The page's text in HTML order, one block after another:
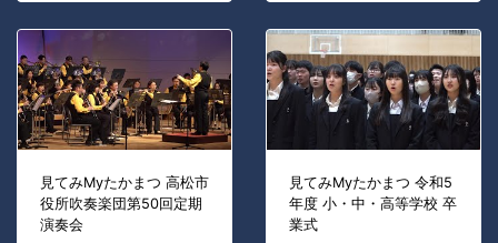
見てみMyたかまつ 高松市
役所吹奏楽団第50回定期
演奏会
見てみMyたかまつ 令和5
年度 小・中・高等学校 卒
業式